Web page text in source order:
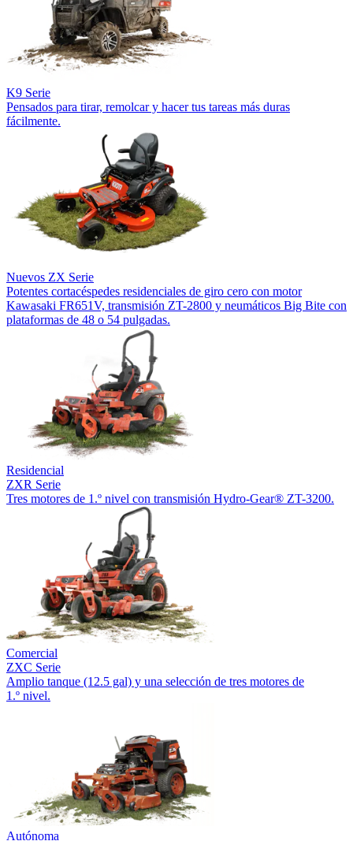
K9 Serie
Pensados para tirar, remolcar y hacer tus tareas más duras
fácilmente.
Nuevos ZX Serie
Potentes cortacéspedes residenciales de giro cero con motor
Kawasaki FR651V, transmisión ZT-2800 y neumáticos Big Bite con
plataformas de 48 o 54 pulgadas.
Residencial
ZXR Serie
Tres motores de 1.º nivel con transmisión Hydro-Gear® ZT-3200.
Comercial
ZXC Serie
Amplio tanque (12.5 gal) y una selección de tres motores de
1.º nivel.
Autónoma